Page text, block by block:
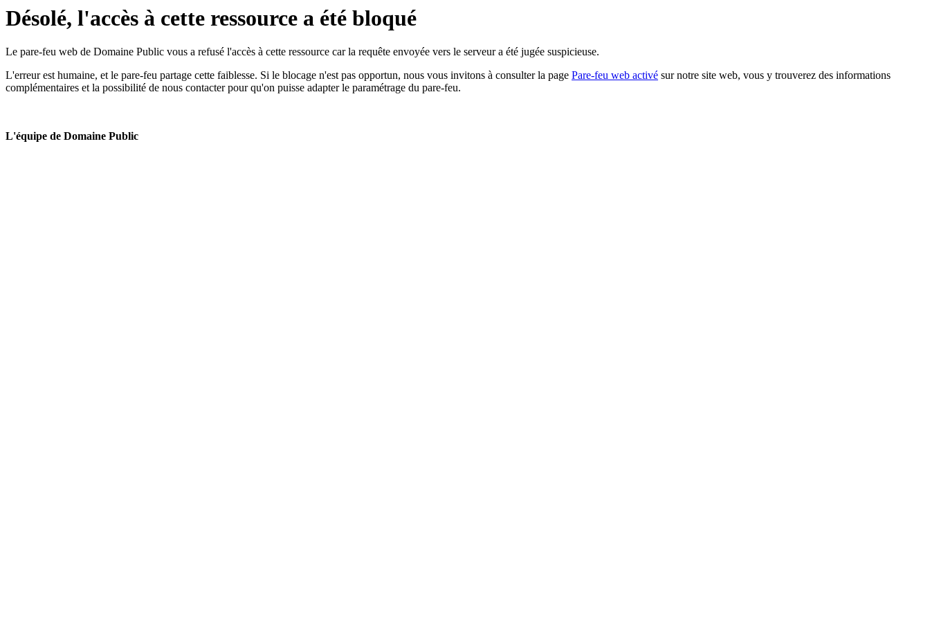
Désolé, l'accès à cette ressource a été bloqué
Le pare-feu web de Domaine Public vous a refusé l'accès à cette ressource car la requête envoyée vers le serveur a été jugée suspicieuse.
L'erreur est humaine, et le pare-feu partage cette faiblesse. Si le blocage n'est pas opportun, nous vous invitons à consulter la page Pare-feu web activé sur notre site web, vous y trouverez des informations
complémentaires et la possibilité de nous contacter pour qu'on puisse adapter le paramétrage du pare-feu.
L'équipe de Domaine Public